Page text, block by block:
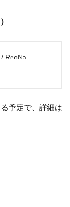
ReoNa
予定で、詳細は